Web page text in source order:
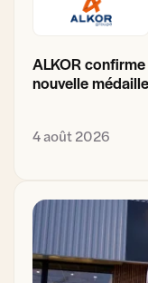
ALKOR
nouvelle
4 août 2026